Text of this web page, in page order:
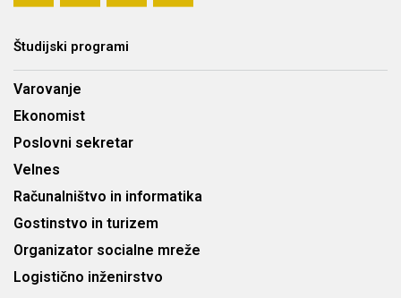
Študijski programi
Varovanje
Ekonomist
Poslovni sekretar
Velnes
Računalništvo in informatika
Gostinstvo in turizem
Organizator socialne mreže
Logistično inženirstvo